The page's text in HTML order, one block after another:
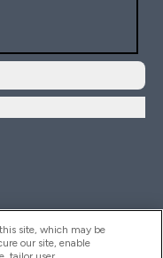
site, which may be
our site, enable